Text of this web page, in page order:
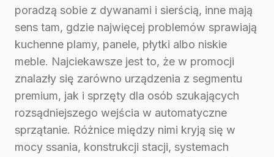
poradzą sobie z dywanami i sierścią, inne mają
sens tam, gdzie najwięcej problemów sprawiają
kuchenne plamy, panele, płytki albo niskie
meble. Najciekawsze jest to, że w promocji
znalazły się zarówno urządzenia z segmentu
premium, jak i sprzęty dla osób szukających
rozsądniejszego wejścia w automatyczne
sprzątanie. Różnice między nimi kryją się w
mocy ssania, konstrukcji stacji, systemach